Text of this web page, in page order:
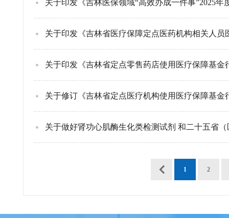
关于印发《吉林医保领域“高效办成一件事”2025
关于印发《吉林省医疗保障定点医药机构相关人
关于印发《吉林省定点零售药店使用医疗保障基金
关于修订《吉林省定点医疗机构使用医疗保障基金
关于做好肾功心肌酶生化类检测试剂 和二十五省
1 2